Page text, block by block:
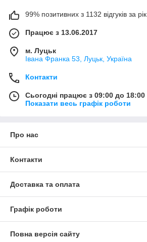
99% позитивних з 1132 відгуків за рік
Працює з 13.06.2017
м. Луцьк
Івана Франка 53, Луцьк, Україна
Контакти
Сьогодні працює з 09:00 до 18:00
Показати весь графік роботи
Про нас
Контакти
Доставка та оплата
Графік роботи
Повна версія сайту